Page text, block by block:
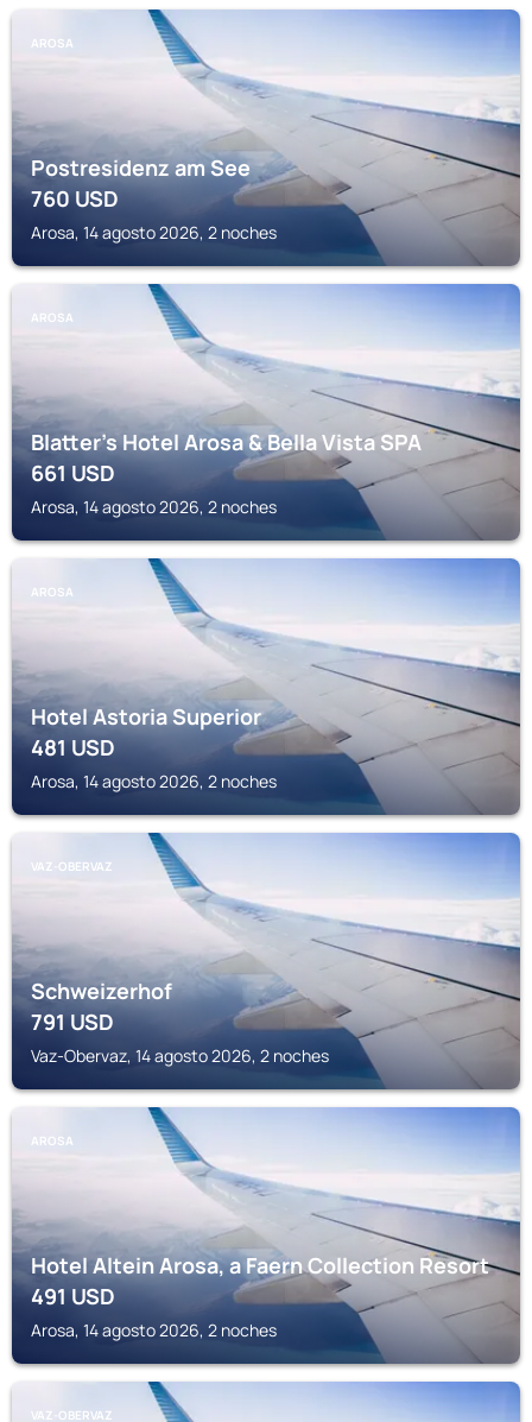
AROSA
Postresidenz am See
760USD
Arosa, 14 agosto 2026, 2 noches
AROSA
Blatter's Hotel Arosa & Bella Vista SPA
661USD
Arosa, 14 agosto 2026, 2 noches
AROSA
Hotel Astoria Superior
481USD
Arosa, 14 agosto 2026, 2 noches
VAZ-OBERVAZ
Schweizerhof
791USD
Vaz-Obervaz, 14 agosto 2026, 2 noches
AROSA
Hotel Altein Arosa, a Faern Collection Resort
491USD
Arosa, 14 agosto 2026, 2 noches
VAZ-OBERVAZ